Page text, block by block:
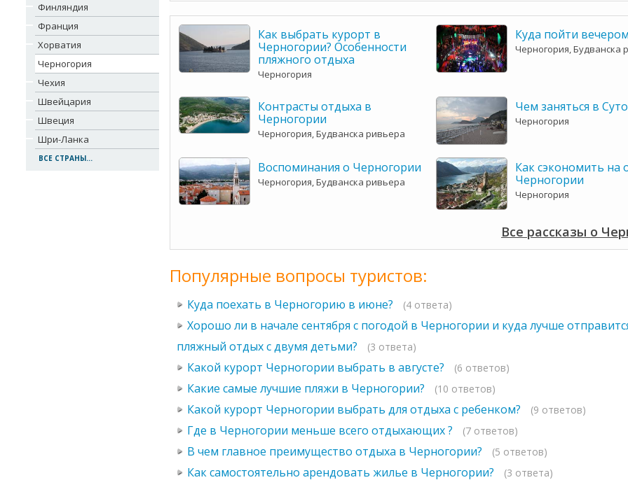
Финляндия
Франция
Хорватия
Черногория
Чехия
Швейцария
Швеция
Шри-Ланка
ВСЕ СТРАНЫ...
Как выбрать курорт в
Черногории? Особенности
пляжного отдыха
Черногория
Куда пойти
Черногория, Будванска
Контрасты отдыха в
Черногории
Черногория, Будванска ривьера
Чем заняться в
Черногория
Воспоминания о Черногории
Черногория, Будванска ривьера
Как сэкономить на
Черногории
Черногория
Все рассказы о
Популярные вопросы туристов:
Куда поехать в Черногорию в июне? (4 ответа)
Хорошо ли в начале сентября с погодой в Черногории и куда лучше
пляжный отдых с двумя детьми?
(3 ответа)
Какой курорт Черногории выбрать в августе? (6 ответов)
Какие самые лучшие пляжи в Черногории? (10 ответов)
Какой курорт Черногории выбрать для отдыха с ребенком? (9 ответов)
Где в Черногории меньше всего отдыхающих ? (7 ответов)
В чем главное преимущество отдыха в Черногории? (5 ответов)
Как самостоятельно арендовать жилье в Черногории? (3 ответа)